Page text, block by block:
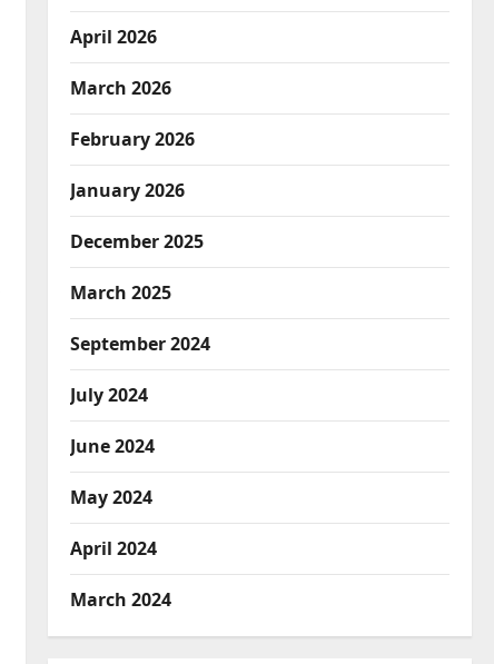
April 2026
March 2026
February 2026
January 2026
December 2025
March 2025
September 2024
July 2024
June 2024
May 2024
April 2024
March 2024